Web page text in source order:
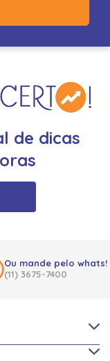
de dicas
Ou mande pelo whats!
(11) 3675-7400